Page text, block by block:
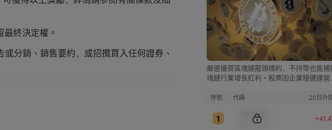
終決定權。
分銷、銷售要約，或招攬買入任何證券、
嚴選優質區塊鏈龍頭標的，不持幣也能捕
塊鏈行業增長紅利。股票因企業穩健運營
資兼具安全與收益。
序號 代碼 20日升